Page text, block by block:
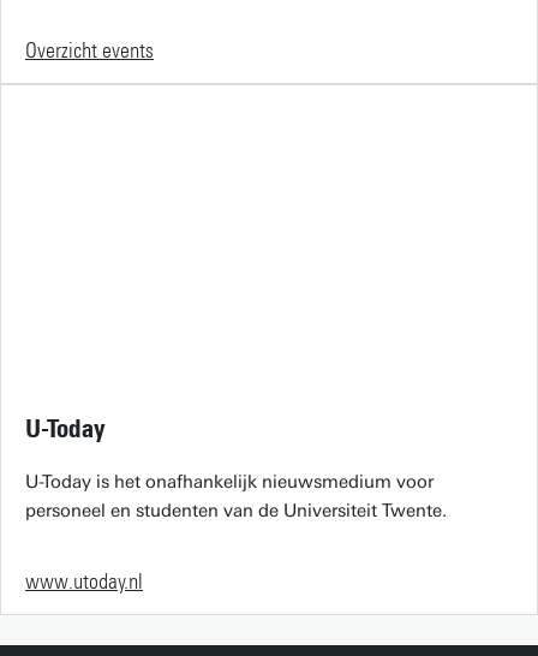
Overzicht events
U-Today
U-Today is het onafhankelijk nieuwsmedium voor
personeel en studenten van de Universiteit Twente.
www.utoday.nl